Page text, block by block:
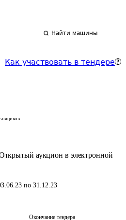
Найти машины
Как участвовать в тендере
аукцион в электронной
по 31.12.23
Окончание тендера